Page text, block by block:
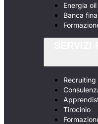
Energia
Banca
Recruiting
Tirocinio